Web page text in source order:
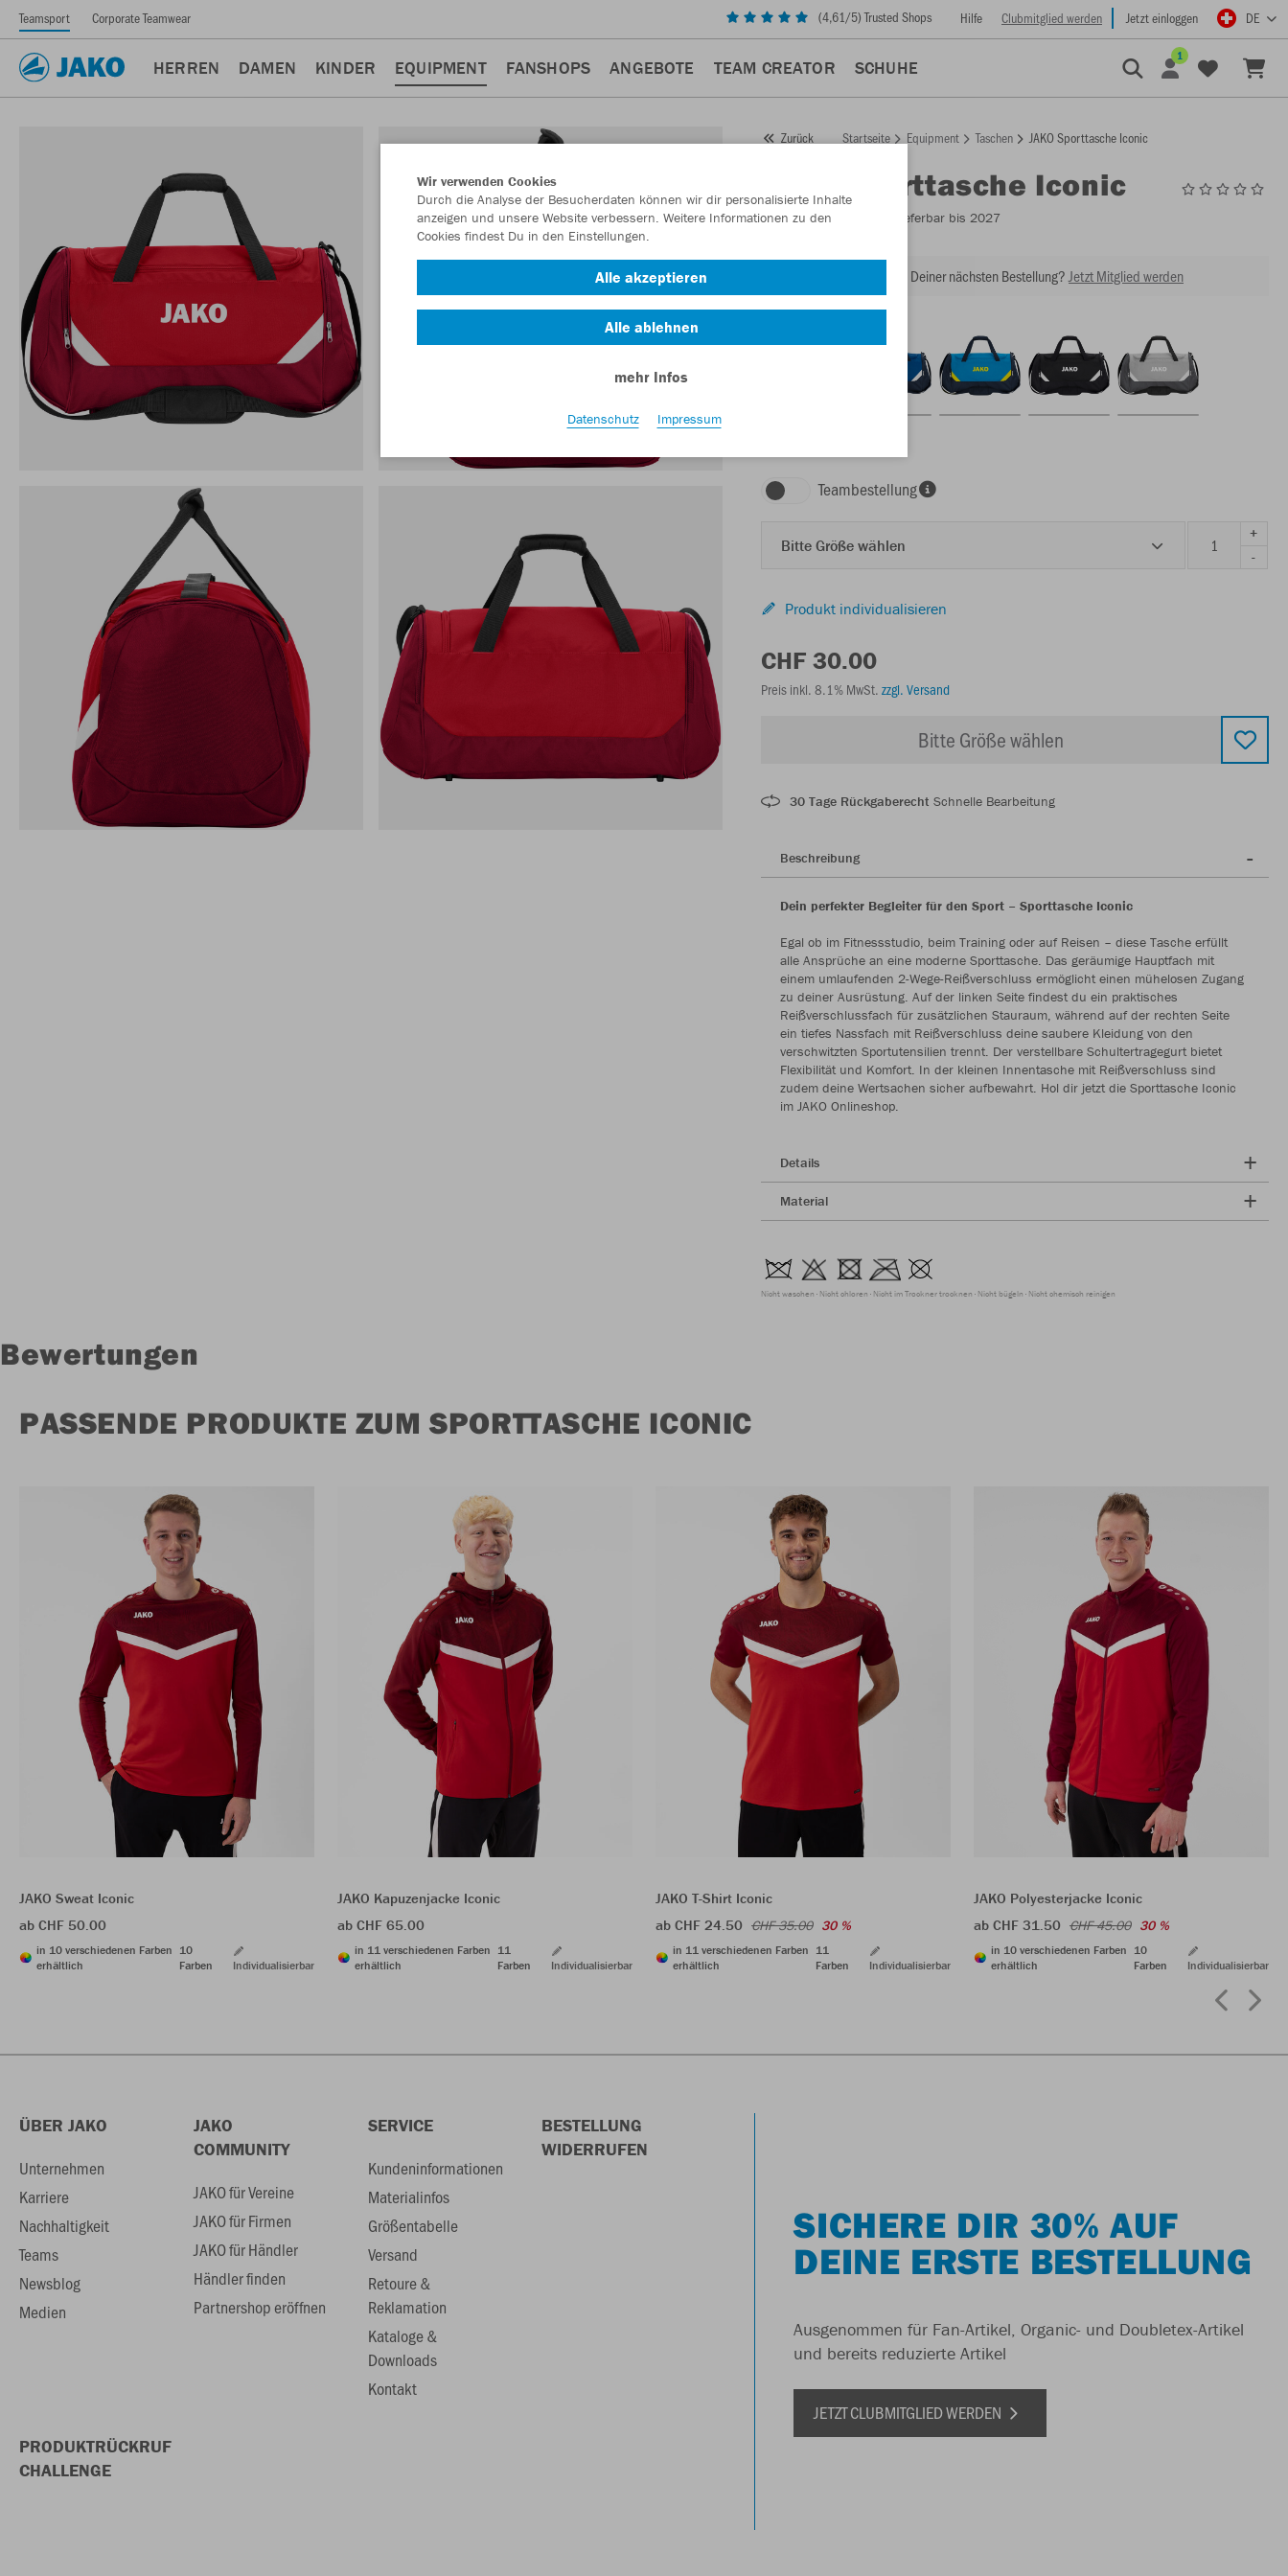
Teamsport Corporate Teamwear (4,61/5) Trusted Shops Hilfe Clubmitglied werden Jetzt einloggen DE
HERREN DAMEN KINDER EQUIPMENT FANSHOPS ANGEBOTE TEAM CREATOR SCHUHE
1
Zurück Startseite Equipment Taschen JAKO Sporttasche Iconic
Sporttasche Iconic
Artikelnummer: - Lieferbar bis 2027
Lust auf 30% Rabatt bei Deiner nächsten Bestellung? Jetzt Mitglied werden
Teambestellung
Bitte Größe wählen
+
-
Produkt individualisieren
CHF 30.00
Preis inkl. 8.1% MwSt. zzgl. Versand
Bitte Größe wählen
30 Tage Rückgaberecht Schnelle Bearbeitung
Beschreibung
Dein perfekter Begleiter für den Sport – Sporttasche Iconic
Egal ob im Fitnessstudio, beim Training oder auf Reisen – diese Tasche erfüllt
alle Ansprüche an eine moderne Sporttasche. Das geräumige Hauptfach mit
einem umlaufenden 2-Wege-Reißverschluss ermöglicht einen mühelosen Zugang
zu deiner Ausrüstung. Auf der linken Seite findest du ein praktisches
Reißverschlussfach für zusätzlichen Stauraum, während auf der rechten Seite
ein tiefes Nassfach mit Reißverschluss deine saubere Kleidung von den
verschwitzten Sportutensilien trennt. Der verstellbare Schultertragegurt bietet
Flexibilität und Komfort. In der kleinen Innentasche mit Reißverschluss sind
zudem deine Wertsachen sicher aufbewahrt. Hol dir jetzt die Sporttasche Iconic
im JAKO Onlineshop.
Details
Material
Nicht waschen Nicht chloren Nicht im Trockner trocknen Nicht bügeln Nicht chemisch reinigen
Bewertungen
PASSENDE PRODUKTE ZUM SPORTTASCHE ICONIC
JAKO Sweat Iconic
ab CHF 50.00
in 10 verschiedenen Farben
erhältlich
10
Farben
Individualisierbar
JAKO Kapuzenjacke Iconic
ab CHF 65.00
in 11 verschiedenen Farben
erhältlich
11
Farben
Individualisierbar
JAKO T-Shirt Iconic
ab CHF 24.50 CHF 35.00 30 %
in 11 verschiedenen Farben
erhältlich
11
Farben
Individualisierbar
JAKO Polyesterjacke Iconic
ab CHF 31.50 CHF 45.00 30 %
in 10 verschiedenen Farben
erhältlich
10
Farben
Individualisierbar
ÜBER JAKO
Unternehmen
Karriere
Nachhaltigkeit
Teams
Newsblog
Medien
JAKO
COMMUNITY
JAKO für Vereine
JAKO für Firmen
JAKO für Händler
Händler finden
Partnershop eröffnen
SERVICE
Kundeninformationen
Materialinfos
Größentabelle
Versand
Retoure &
Reklamation
Kataloge &
Downloads
Kontakt
BESTELLUNG
WIDERRUFEN
PRODUKTRÜCKRUF
CHALLENGE
SICHERE DIR 30% AUF
DEINE ERSTE BESTELLUNG
Ausgenommen für Fan-Artikel, Organic- und Doubletex-Artikel
und bereits reduzierte Artikel
JETZT CLUBMITGLIED WERDEN
Wir verwenden Cookies
Durch die Analyse der Besucherdaten können wir dir personalisierte Inhalte
anzeigen und unsere Website verbessern. Weitere Informationen zu den
Cookies findest Du in den Einstellungen.
Alle akzeptieren
Alle ablehnen
mehr Infos
Datenschutz Impressum